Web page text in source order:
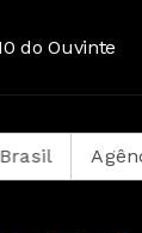
do Ouvinte
Nacional